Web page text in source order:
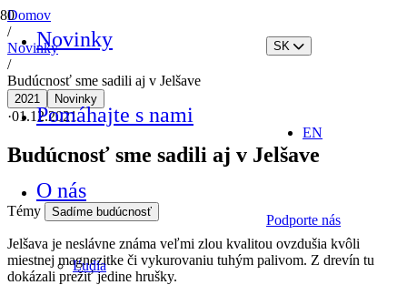
Novinky
Pomáhajte s nami
O nás
Ľudia
SK
EN
Podporte nás
Domov
/
Novinky
/
Budúcnosť sme sadili aj v Jelšave
2021 Novinky
·01.12.2021
Budúcnosť sme sadili aj v Jelšave
Témy Sadíme budúcnosť
Jelšava je neslávne známa veľmi zlou kvalitou ovzdušia kvôli
miestnej magnezitke či vykurovaniu tuhým palivom. Z drevín tu
dokázali prežiť jedine hrušky.